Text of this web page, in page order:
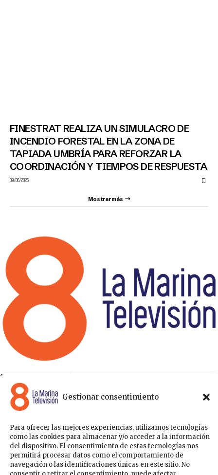
Gestionar consentimiento
Para ofrecer las mejores experiencias, utilizamos tecnologías
como las cookies para almacenar y/o acceder a la información
del dispositivo. El consentimiento de estas tecnologías nos
permitirá procesar datos como el comportamiento de
navegación o las identificaciones únicas en este sitio. No
FINESTRAT REALIZA UN SIMULACRO DE
INCENDIO FORESTAL EN LA ZONA DE
TAPIADA UMBRÍA PARA REFORZAR LA
COORDINACIÓN Y TIEMPOS DE RESPUESTA
09/06/2026
Mostrar más
8 La Marina Televisión cuenta con una amplia gama de
programas para satisfacer las necesidades y gustos de cualquier
persona, entre los que se encuentran programas de ámbito
político , de noticias, deportes, fiestas y eventos… para estar a la
Sobre nosotros
Acceder
Contáctanos Publicítate con nosotros
Política de Privacidad
Política de Cookies